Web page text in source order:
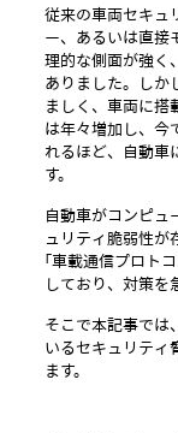
従来の車両セキュ
ー、あるいは直接
理的な側面が強く
ありました。しか
ましく、車両に
は年々増加し、今
れるほど、自動車
す。
自動車がコンピュ
ュリティ脆弱性が
「車載通信プロト
しており、対策を
そこで本記事では
いるセキュリティ
ます。